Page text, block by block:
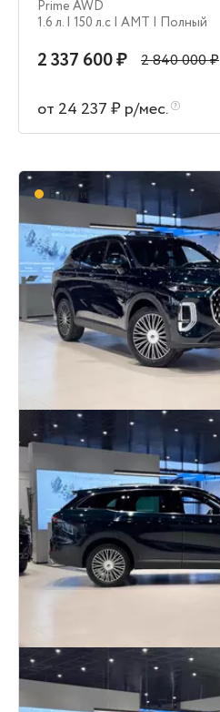
Prime AWD
1.6 л. | 150 л.c | AMT | Полный
2 337 600 ₽ 2 840 000 ₽
от 24 237 ₽ р/мес.
В пути